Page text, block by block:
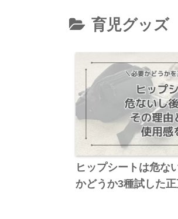
育児グッズ
ヒップシートは危な
かどうか3種試した